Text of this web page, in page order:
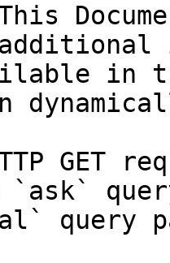
in
GET
`ask`
query